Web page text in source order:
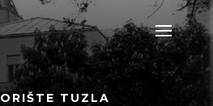
TUZLA